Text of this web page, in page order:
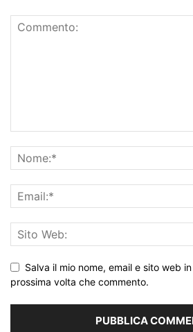
Salva il mio nome, email e sito web
prossima volta che commento.